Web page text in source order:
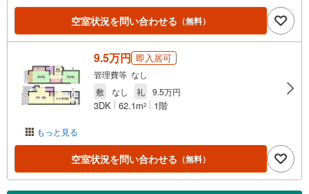
空室状況を問い合わせる （無料）
もっと見る
9.5万円 即入居可
管理費等 なし
敷
なし 礼 9.5万円
3DK 62.1m2 1階
空室状況を問い合わせる （無料）